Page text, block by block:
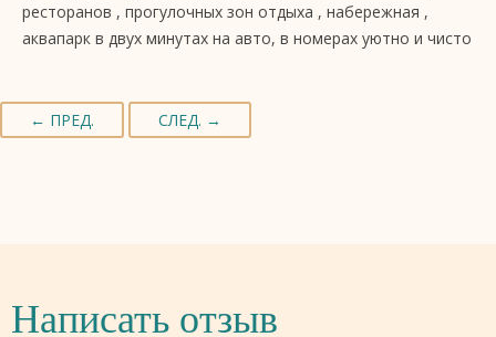
ресторанов , прогулочных зон отдыха , набережная ,
аквапарк в двух минутах на авто, в номерах уютно и чисто
← ПРЕД. СЛЕД. →
Написать отзыв